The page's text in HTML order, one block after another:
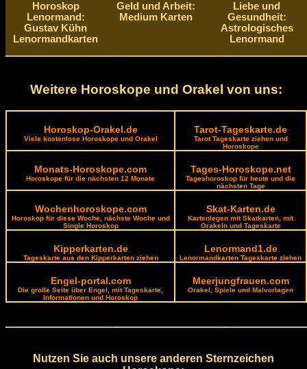
Horoskop
Lenormand:
Gustav Kühn
Lenormandkarten
Geld und Arbeit:
Medium Karten
Liebe und
Gesundheit:
Astrologisches
Lenormand
Weitere Horoskope und Orakel von uns:
Horoskop-Orakel.de
Viele kostenlose Horoskope und Orakel
Tarot-Tageskarte.de
Tarot Tageskarte ziehen und
Horoskope
Monats-Horoskope.com
Horoskope für die nächsten 12 Monate
Tages-Horoskope.net
Tageshoroskop für heute und die
nächsten Tage
Wochenhoroskope.com
Horoskop für diese Woche, nächste Woche und
Single Horoskop
Skat-Karten.de
Kartenlegen mit Skatkarten, mit
Orakeln und Tageskarte
Kipperkarten.de
Tageskarte aus den Kipperkarten ziehen
Lenormand1.de
Lenormandkarten Tageskarte ziehen
Engel-portal.com
Die große Seite über Engel, mit Tageskarte,
Informationen und Horoskop
Meerjungfrauen.com
Orakel, Spiele und Malvorlagen
Nutzen Sie auch unsere anderen Sternzeichen